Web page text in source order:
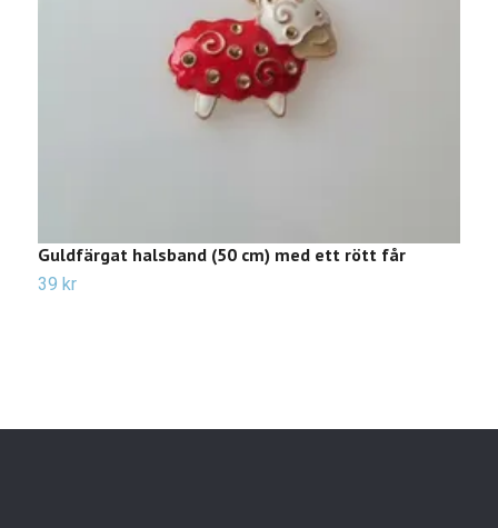
Guldfärgat halsband (50 cm) med ett rött får
39 kr